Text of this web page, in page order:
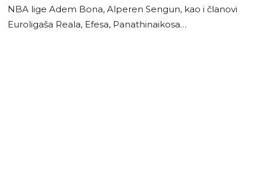
NBA lige Adem Bona, Alperen Sengun, kao i članovi
Euroligaša Reala, Efesa, Panathinaikosa…